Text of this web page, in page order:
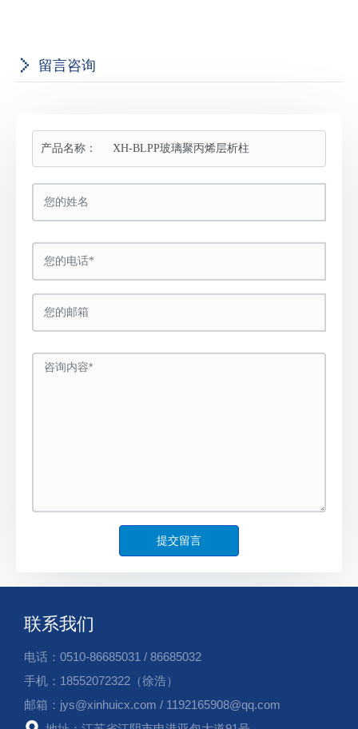
留言咨询
产品名称： XH-BLPP玻璃聚丙烯层析柱
提交留言
联系我们
电话：0510-86685031 /86685032
手机： 18552072322 （徐浩）
邮箱： jys@xinhuicx.com / 1192165908@qq.com